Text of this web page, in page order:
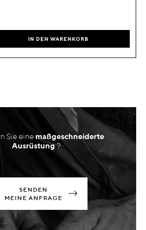
IN DEN WARENKORB
Sie einemaßgeschneiderte
Ausrüstung?
SENDEN
MEINE ANFRAGE